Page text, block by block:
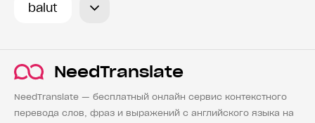
balut
NeedTranslate
NeedTranslate — бесплатный онлайн сервис контекстного
перевода слов, фраз и выражений с английского языка на